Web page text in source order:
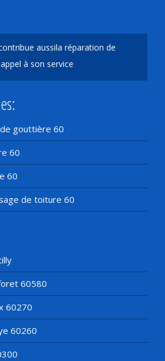
aussila réparation de
à son service
gouttière 60
60
60
de toiture 60
60580
60270
60260